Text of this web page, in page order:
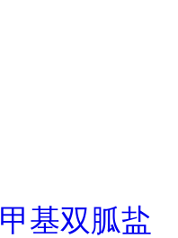
基双胍盐